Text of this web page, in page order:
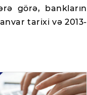
görə, bankların
tarixi və 2013-